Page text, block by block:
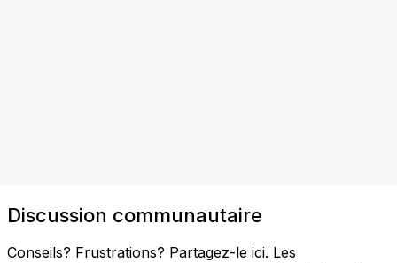
Discussion communautaire
Conseils? Frustrations? Partagez-le ici. Les